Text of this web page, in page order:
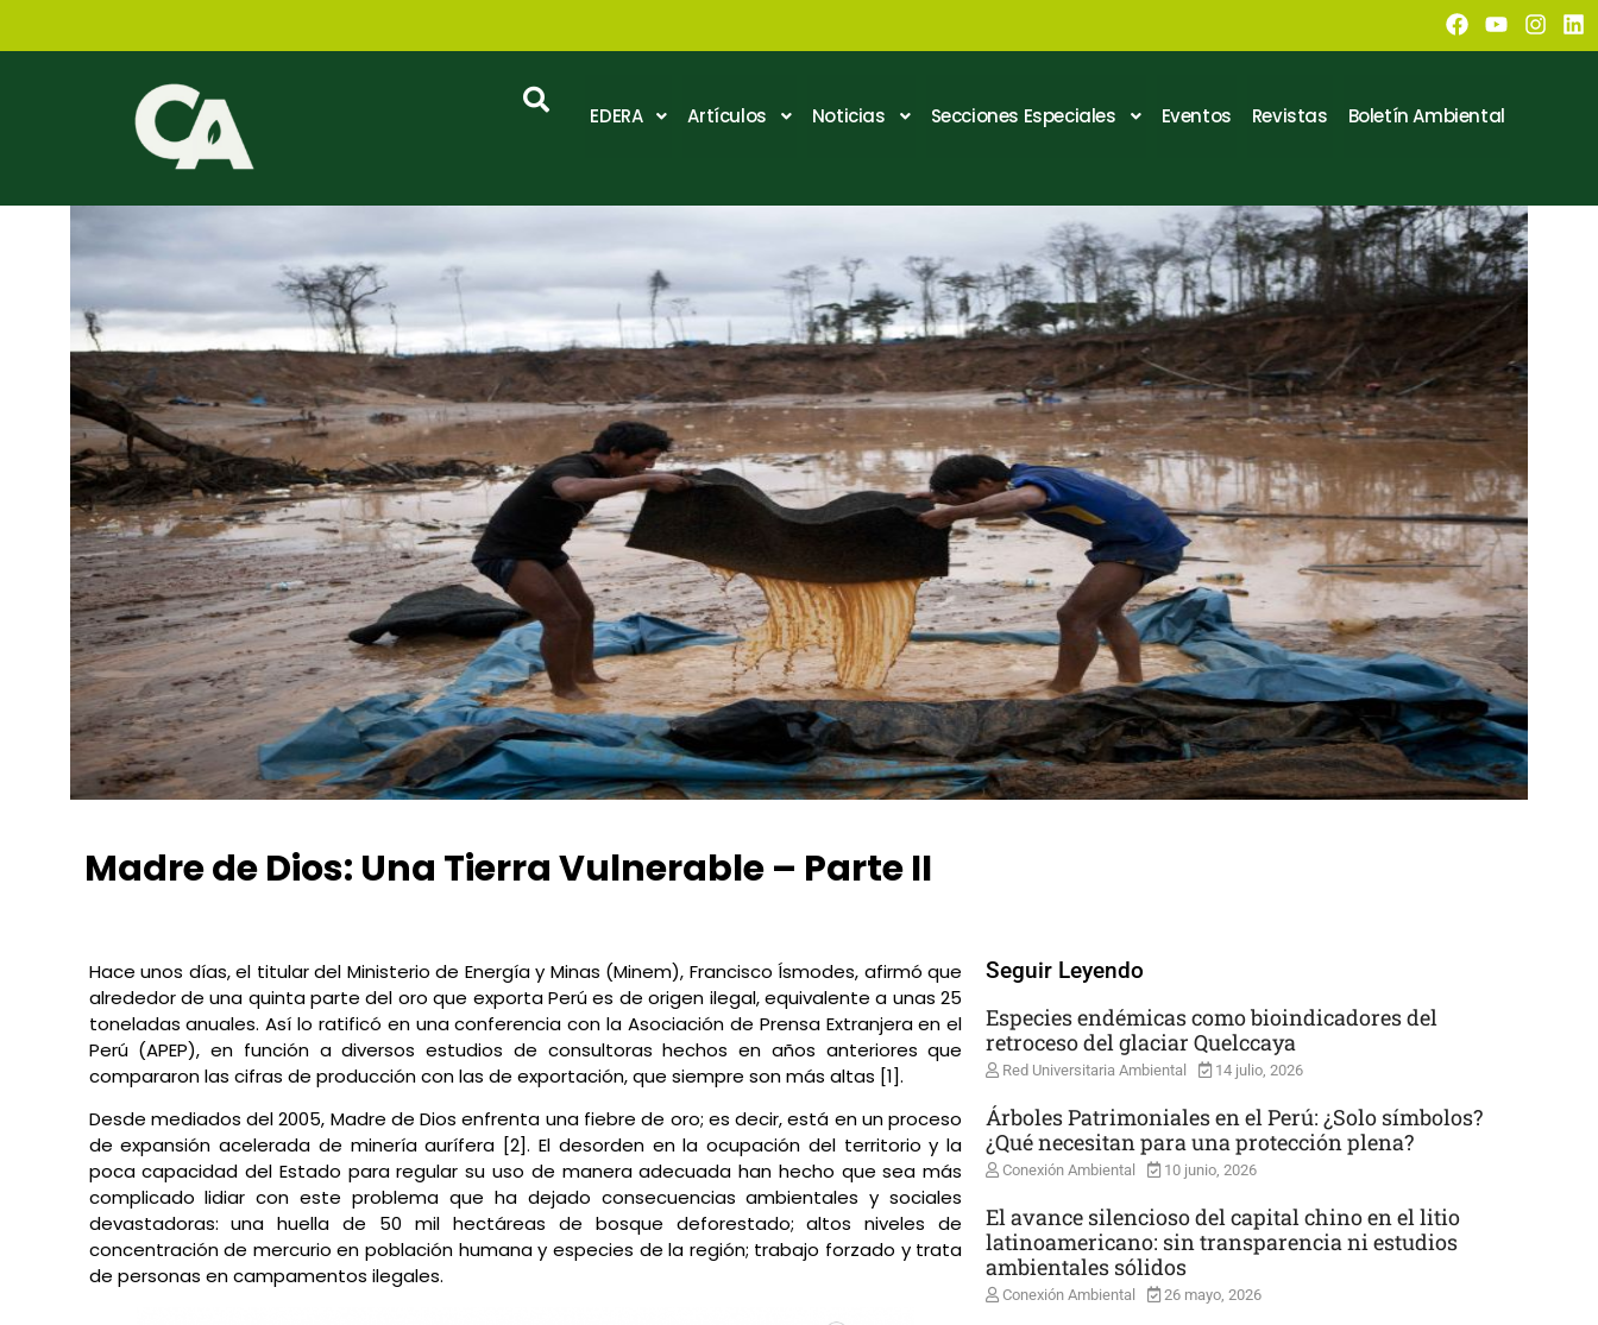
EDERA Artículos Noticias Secciones Especiales Eventos Revistas Boletín Ambiental
Madre de Dios: Una Tierra Vulnerable – Parte II
Hace unos días, el titular del Ministerio de Energía y Minas (Minem), Francisco Ísmodes, afirmó que
alrededor de una quinta parte del oro que exporta Perú es de origen ilegal, equivalente a unas 25
toneladas anuales. Así lo ratificó en una conferencia con la Asociación de Prensa Extranjera en el
Perú (APEP), en función a diversos estudios de consultoras hechos en años anteriores que
compararon las cifras de producción con las de exportación, que siempre son más altas [1].
Desde mediados del 2005, Madre de Dios enfrenta una fiebre de oro; es decir, está en un proceso
de expansión acelerada de minería aurífera [2]. El desorden en la ocupación del territorio y la
poca capacidad del Estado para regular su uso de manera adecuada han hecho que sea más
complicado lidiar con este problema que ha dejado consecuencias ambientales y sociales
devastadoras: una huella de 50 mil hectáreas de bosque deforestado; altos niveles de
concentración de mercurio en población humana y especies de la región; trabajo forzado y trata
de personas en campamentos ilegales.
Seguir Leyendo
Especies endémicas como bioindicadores del
retroceso del glaciar Quelccaya
Red Universitaria Ambiental 14 julio, 2026
Árboles Patrimoniales en el Perú: ¿Solo símbolos?
¿Qué necesitan para una protección plena?
Conexión Ambiental 10 junio, 2026
El avance silencioso del capital chino en el litio
latinoamericano: sin transparencia ni estudios
ambientales sólidos
Conexión Ambiental 26 mayo, 2026